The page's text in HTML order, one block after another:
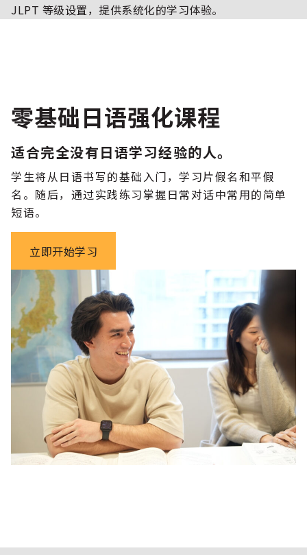
JLPT 等级设置，提供系统化的学习体验。
零基础日语强化课程
适合完全没有日语学习经验的人。
学生将从日语书写的基础入门，学习片假名和平假
名。随后，通过实践练习掌握日常对话中常用的简单
短语。
立即开始学习